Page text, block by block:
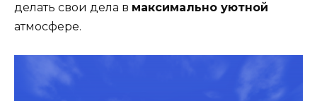
делать свои дела в максимально уютной
атмосфере.